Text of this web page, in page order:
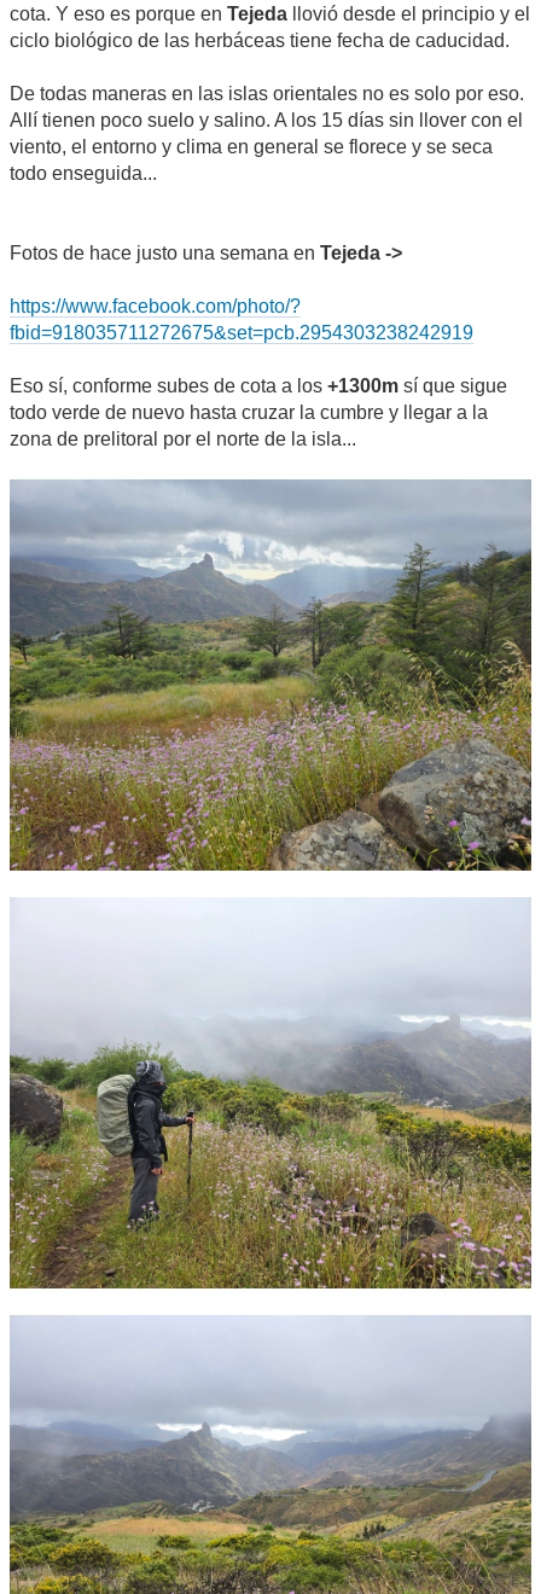
cota. Y eso es porque en Tejeda llovió desde el principio y el
ciclo biológico de las herbáceas tiene fecha de caducidad.
De todas maneras en las islas orientales no es solo por eso.
Allí tienen poco suelo y salino. A los 15 días sin llover con el
viento, el entorno y clima en general se florece y se seca
todo enseguida...
Fotos de hace justo una semana en Tejeda ->
https://www.facebook.com/photo/?
fbid=918035711272675&set=pcb.2954303238242919
Eso sí, conforme subes de cota a los +1300m sí que sigue
todo verde de nuevo hasta cruzar la cumbre y llegar a la
zona de prelitoral por el norte de la isla...